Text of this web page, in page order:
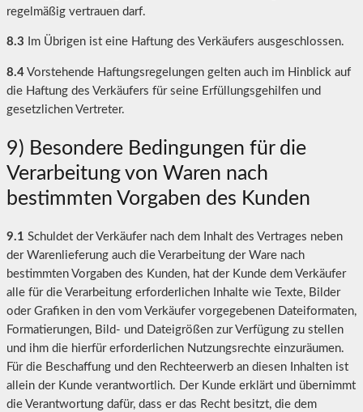
regelmäßig vertrauen darf.
8.3 Im Übrigen ist eine Haftung des Verkäufers ausgeschlossen.
8.4 Vorstehende Haftungsregelungen gelten auch im Hinblick auf
die Haftung des Verkäufers für seine Erfüllungsgehilfen und
gesetzlichen Vertreter.
9) Besondere Bedingungen für die
Verarbeitung von Waren nach
bestimmten Vorgaben des Kunden
9.1 Schuldet der Verkäufer nach dem Inhalt des Vertrages neben
der Warenlieferung auch die Verarbeitung der Ware nach
bestimmten Vorgaben des Kunden, hat der Kunde dem Verkäufer
alle für die Verarbeitung erforderlichen Inhalte wie Texte, Bilder
oder Grafiken in den vom Verkäufer vorgegebenen Dateiformaten,
Formatierungen, Bild- und Dateigrößen zur Verfügung zu stellen
und ihm die hierfür erforderlichen Nutzungsrechte einzuräumen.
Für die Beschaffung und den Rechteerwerb an diesen Inhalten ist
allein der Kunde verantwortlich. Der Kunde erklärt und übernimmt
die Verantwortung dafür, dass er das Recht besitzt, die dem